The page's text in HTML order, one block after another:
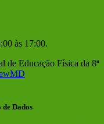
às 17:00.
de Educação Física da 8ª
Dados